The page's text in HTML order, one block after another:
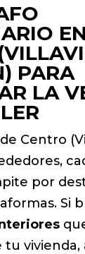
EN
PARA
LA
Centro
por
Si
vivienda,